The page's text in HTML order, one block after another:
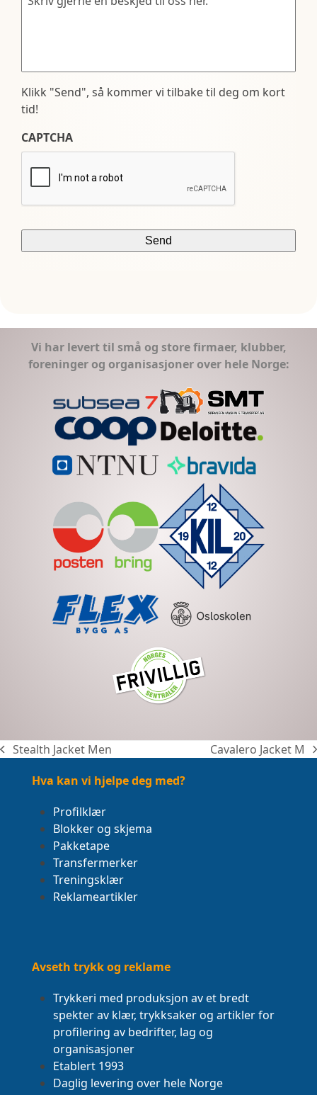
Klikk "Send", så kommer vi tilbake til deg om kort
tid!
CAPTCHA
Vi har levert til små og store firmaer, klubber,
foreninger og organisasjoner over hele Norge:
previous
Stealth Jacket Men
next
Cavalero Jacket M
Hva kan vi hjelpe deg med?
Profilklær
Blokker og skjema
Pakketape
Transfermerker
Treningsklær
Reklameartikler
Avseth trykk og reklame
Trykkeri med produksjon av et bredt
spekter av klær, trykksaker og artikler for
profilering av bedrifter, lag og
organisasjoner
Etablert 1993
Daglig levering over hele Norge